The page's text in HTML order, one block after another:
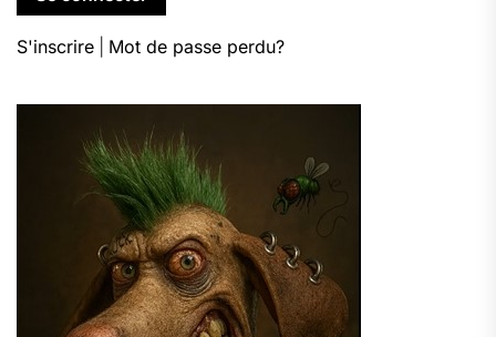
S'inscrire Mot de passe perdu?